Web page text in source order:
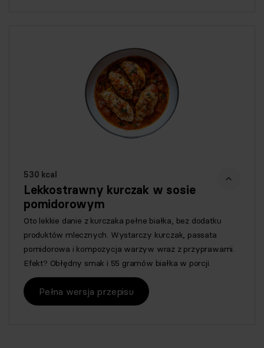
530 kcal
Lekkostrawny kurczak w sosie
pomidorowym
Oto lekkie danie z kurczaka pełne białka, bez dodatku
produktów mlecznych. Wystarczy kurczak, passata
pomidorowa i kompozycja warzyw wraz z przyprawami.
Efekt? Obłędny smak i 55 gramów białka w porcji.
Pełna wersja przepisu